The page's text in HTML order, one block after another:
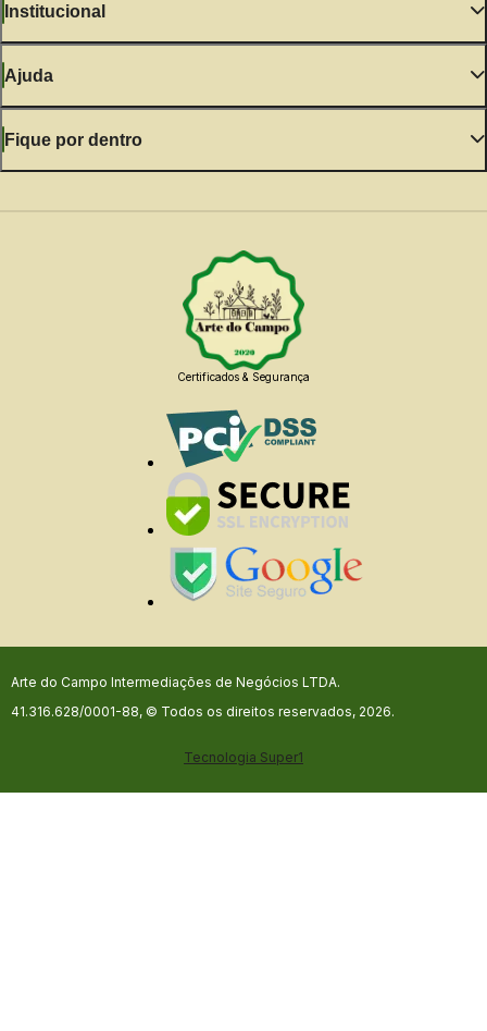
Institucional
Ajuda
Fique por dentro
Certificados & Segurança
Arte do Campo Intermediações de Negócios LTDA.
41.316.628/0001-88, © Todos os direitos reservados, 2026.
Tecnologia Super1